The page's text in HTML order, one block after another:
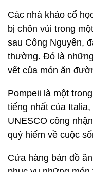
Các nhà khảo cổ
bị chôn vùi trong
sau Công Nguyên,
thường. Đó là
vết của món ăn
Pompeii là một
tiếng nhất của
UNESCO công
quý hiếm về cuộc
Cửa hàng bán đồ